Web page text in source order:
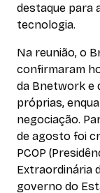
destaque para
tecnologia.
Na reunião, o
confirmaram
da Bnetwork e
próprias,
negociação.
de agosto foi
PCOP
Extraordinária
governo do